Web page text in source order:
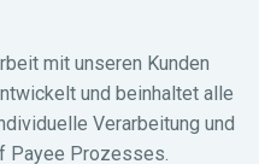
mit unseren Kunden
und beinhaltet alle
Verarbeitung und
Payee Prozesses.